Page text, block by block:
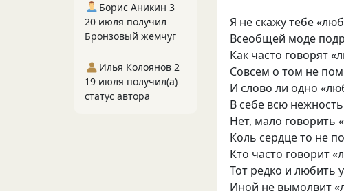
Я не скажу тебе
Всеобщей моде
Как часто говорят
Совсем о том не
И слово ли одно
В себе всю
Нет, мало говорить
Коль сердце то не
Кто часто говорит
Тот редко и любить
Иной не вымолвит
Борис Аникин 3
20 июля получил
Бронзовый жемчуг
Илья Колоянов 2
19 июля получил(а)
статус автора